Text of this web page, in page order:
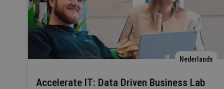
Nederlands
Accelerate IT: Data Driven Business Lab